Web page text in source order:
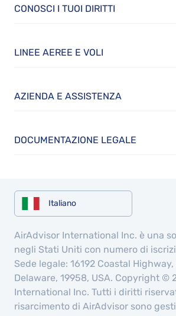
CONOSCI I TUOI DIRITTI
LINEE AEREE E VOLI
AZIENDA E ASSISTENZA
DOCUMENTAZIONE LEGALE
Italiano
AirAdvisor International Inc. è una
negli Stati Uniti con numero di
Sede legale: 16192 Coastal Highway,
Delaware, 19958, USA. Copyright ©
International Inc. Tutti i diritti
risarcimento di AirAdvisor sono